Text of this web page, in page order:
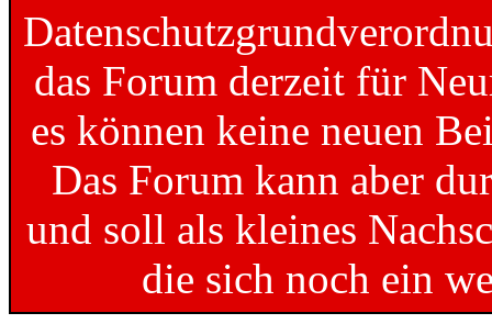
das Forum derzeit für
es können keine neuen
Das Forum kann aber
und soll als kleines
die sich noch ein